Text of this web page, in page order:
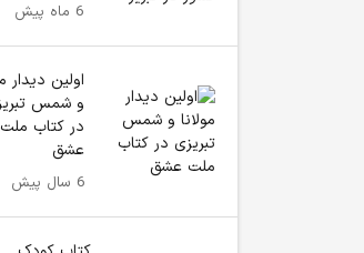
6 ماه پیش
اولین دیدار
و شمس
در کتاب ملت
عشق
6 سال پیش